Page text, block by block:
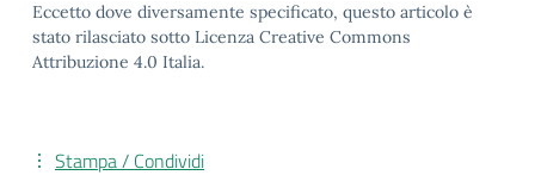
Eccetto dove diversamente specificato, questo articolo è
stato rilasciato sotto Licenza Creative Commons
Attribuzione 4.0 Italia.
Stampa / Condividi